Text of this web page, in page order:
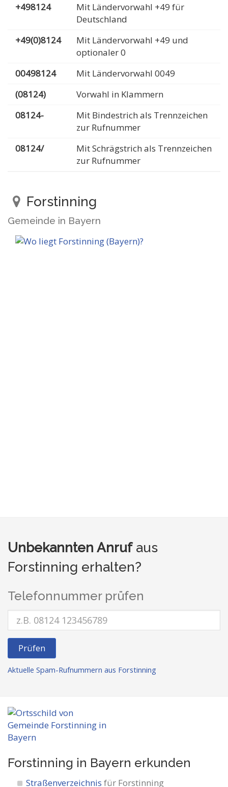
+498124
Mit Ländervorwahl +49 für
Deutschland
+49(0)8124
Mit Ländervorwahl +49 und
optionaler 0
00498124
Mit Ländervorwahl 0049
(08124)
Vorwahl in Klammern
08124-
Mit Bindestrich als Trennzeichen
zur Rufnummer
08124/
Mit Schrägstrich als Trennzeichen
zur Rufnummer
Forstinning
Gemeinde in Bayern
Unbekannten Anrufaus
Forstinning erhalten?
Telefonnummer prüfen
Prüfen
Aktuelle Spam-Rufnummern aus Forstinning
Forstinning in Bayern erkunden
Straßenverzeichnis für Forstinning